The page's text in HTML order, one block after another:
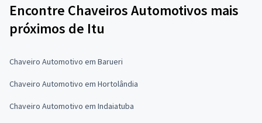
Encontre Chaveiros Automotivos mais
próximos de Itu
Chaveiro Automotivo em Barueri
Chaveiro Automotivo em Hortolândia
Chaveiro Automotivo em Indaiatuba